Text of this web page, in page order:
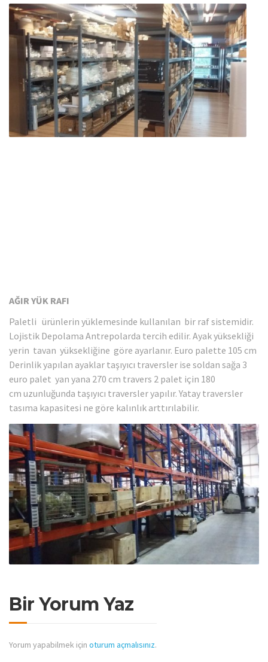
AĞIR YÜK RAFI
Paletli ürünlerin yüklemesinde kullanılan bir raf sistemidir.
Lojistik Depolama Antrepolarda tercih edilir. Ayak yüksekliği
yerin tavan yüksekliğine göre ayarlanır. Euro palette 105 cm
Derinlik yapılan ayaklar taşıyıcı traversler ise soldan sağa 3
euro palet yan yana 270 cm travers 2 palet için 180
cm uzunluğunda taşıyıcı traversler yapılır. Yatay traversler
tasıma kapasitesi ne göre kalınlık arttırılabilir.
Bir Yorum Yaz
Yorum yapabilmek için oturum açmalısınız.